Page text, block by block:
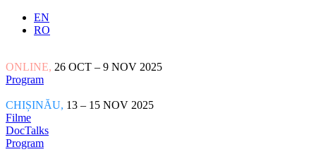
EN
RO
ONLINE, 26 OCT – 9 NOV 2025
Program
CHIȘINĂU, 13 – 15 NOV 2025
Filme
DocTalks
Program